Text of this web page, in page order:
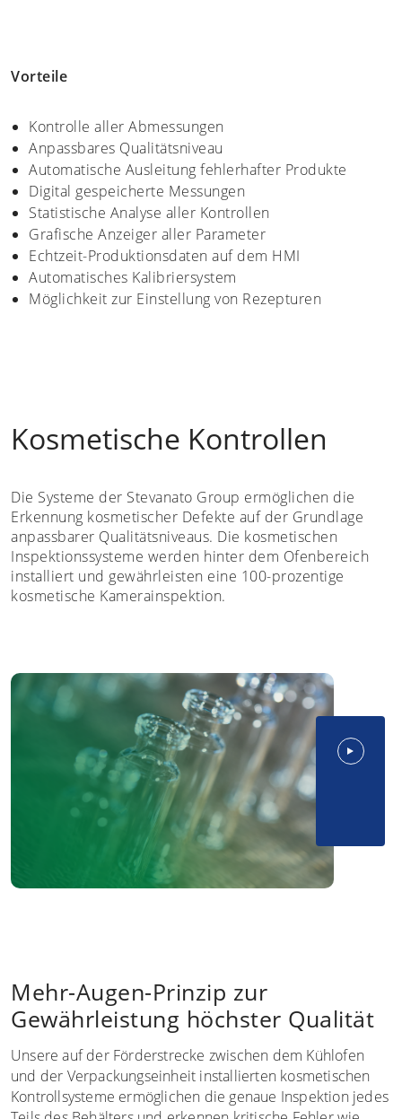
Vorteile
Kontrolle aller Abmessungen
Anpassbares Qualitätsniveau
Automatische Ausleitung fehlerhafter Produkte
Digital gespeicherte Messungen
Statistische Analyse aller Kontrollen
Grafische Anzeiger aller Parameter
Echtzeit-Produktionsdaten auf dem HMI
Automatisches Kalibriersystem
Möglichkeit zur Einstellung von Rezepturen
Kosmetische Kontrollen
Die Systeme der Stevanato Group ermöglichen die
Erkennung kosmetischer Defekte auf der Grundlage
anpassbarer Qualitätsniveaus. Die kosmetischen
Inspektionssysteme werden hinter dem Ofenbereich
installiert und gewährleisten eine 100-prozentige
kosmetische Kamerainspektion.
Mehr-Augen-Prinzip zur
Gewährleistung höchster Qualität
Unsere auf der Förderstrecke zwischen dem Kühlofen
und der Verpackungseinheit installierten kosmetischen
Kontrollsysteme ermöglichen die genaue Inspektion jedes